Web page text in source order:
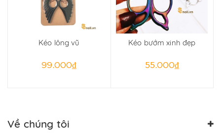
Kéo lông vũ
99.000₫
Kéo bướm xinh đẹp
55.000₫
Về chúng tôi